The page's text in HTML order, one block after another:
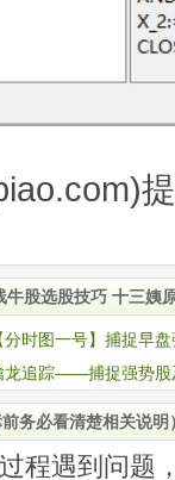
股选股技巧 十三姨
分时图一号】捕捉早
向！
龙追踪——捕捉强势股
务必看清楚相关说明
程遇到问题